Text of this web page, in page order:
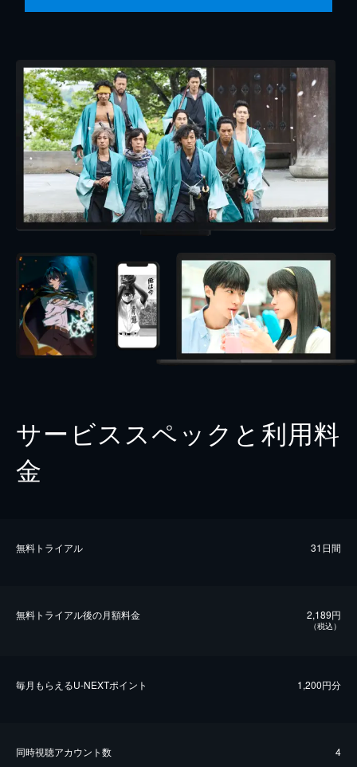
サービススペックと利用料
金
無料トライアル 31日間
無料トライアル後の⽉額料金 2,189円
（税込）
毎⽉もらえるU-NEXTポイント 1,200円分
同時視聴アカウント数 4